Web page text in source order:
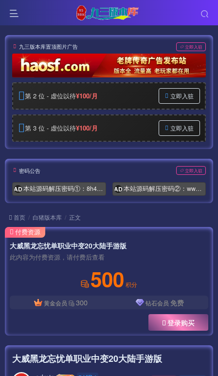
九三版本库置顶图片广告 立即入驻
第 2 位 - 虚位以待¥100/月 立即入驻
第 3 位 - 虚位以待¥100/月 立即入驻
密码公告 立即入驻
AD 本站源码解压密码①：8h4.com AD 本站源码解压密码②：www.syymw.com
首页 白猪版本库 正文
大威黑龙忘忧单职业中变20大陆手游版
此内容为付费资源，请付费后查看
500 积分
黄金会员 300 钻石会员 免费
登录购买
付费资源
大威黑龙忘忧单职业中变20大陆手游版